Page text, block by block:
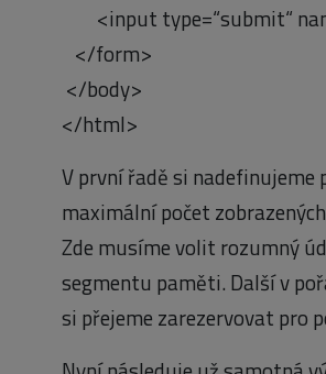
<input type=“submit“
</form>
</body>
</html>
V první řadě si
maximální počet
Zde musíme volit rozumný
segmentu paměti. Další v
si přejeme zarezervovat pro